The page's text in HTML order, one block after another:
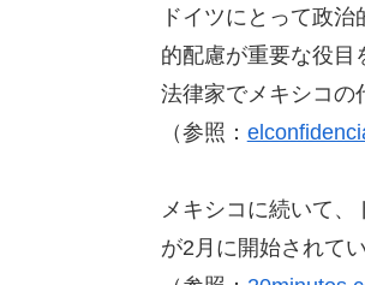
ドイツにとって政
的配慮が重要な役目
法律家でメキシコの
（参照：
メキシコに続いて、
が2月に開始されてい